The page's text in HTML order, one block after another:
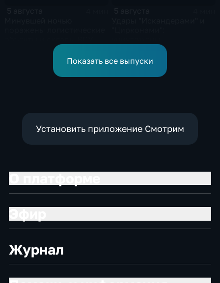
логистические базы ВСУ
под Киевом
Показать все выпуски
Установить приложение Смотрим
Журнал